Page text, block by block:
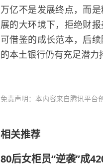
万亿不是发展终点，而
展的大环境下，拒绝财
可借鉴的成长范本，后
的本土银行仍有充足潜力
免责声明：本内容来自腾讯平台
相关推荐
80后女柜员“逆袭”成